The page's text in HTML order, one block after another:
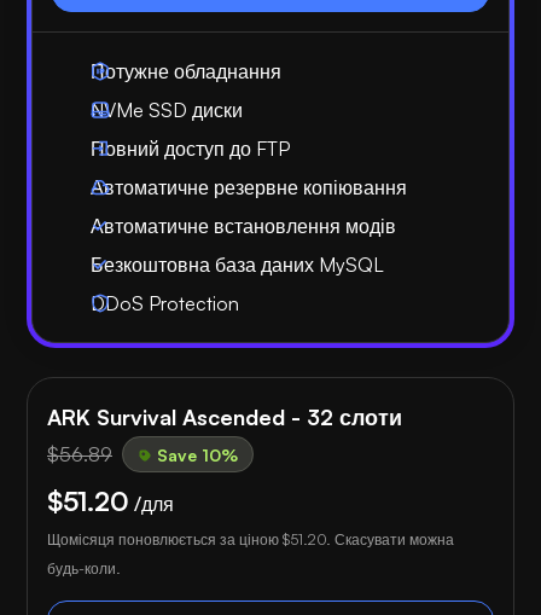
Потужне обладнання
NVMe SSD диски
Повний доступ до FTP
Автоматичне резервне копіювання
Автоматичне встановлення модів
Безкоштовна база даних MySQL
DDoS Protection
ARK Survival Ascended - 32 слоти
$56.89 Save 10%
$51.20 /для
Щомісяця поновлюється за ціною $51.20 . Скасувати можна
будь-коли.